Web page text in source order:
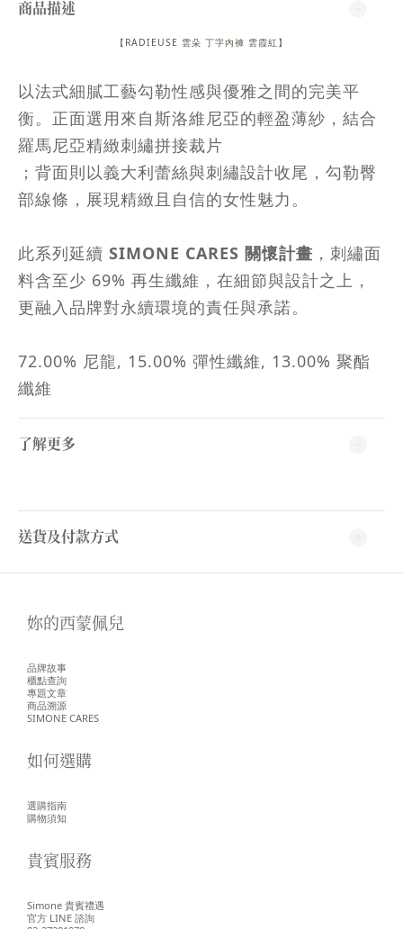
商品描述
【 RADIEUSE 雲朵 丁字內褲 雲霞紅 】
以法式細膩工藝勾勒性感與優雅之間的完美平
衡。正面選用來自斯洛維尼亞的輕盈薄紗，結合
羅馬尼亞精緻刺繡拼接裁片
；背面則以義大利蕾絲與刺繡設計收尾，勾勒臀
部線條，展現精緻且自信的女性魅力。
此系列延續 SIMONE CARES 關懷計畫 ，刺繡面
料含至少 69% 再生纖維，在細節與設計之上，
更融入品牌對永續環境的責任與承諾。
72.00% 尼龍, 15.00% 彈性纖維, 13.00% 聚酯
纖維
了解更多
送貨及付款方式
妳的西蒙佩兒
品牌故事
櫃點查詢
專題文章
商品溯源
SIMONE CARES
如何選購
選購指南
購物須知
貴賓服務
Simone 貴賓禮遇
官方 LINE 諮詢